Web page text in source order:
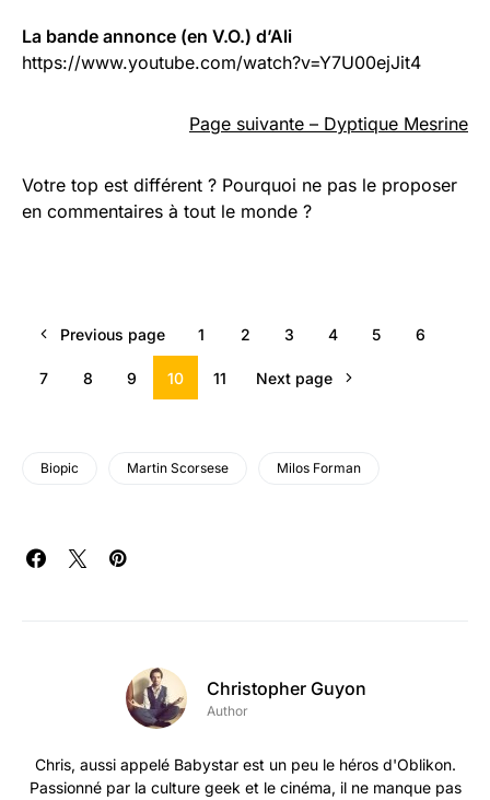
La bande annonce (en V.O.) d’Ali
https://www.youtube.com/watch?v=Y7U00ejJit4
Page suivante – Dyptique Mesrine
Votre top est différent ? Pourquoi ne pas le proposer
en commentaires à tout le monde ?
Previous page 1 2 3 4 5 6
7 8 9 10 11 Next page
Biopic Martin Scorsese Milos Forman
Christopher Guyon
Author
Chris, aussi appelé Babystar est un peu le héros d'Oblikon.
Passionné par la culture geek et le cinéma, il ne manque pas